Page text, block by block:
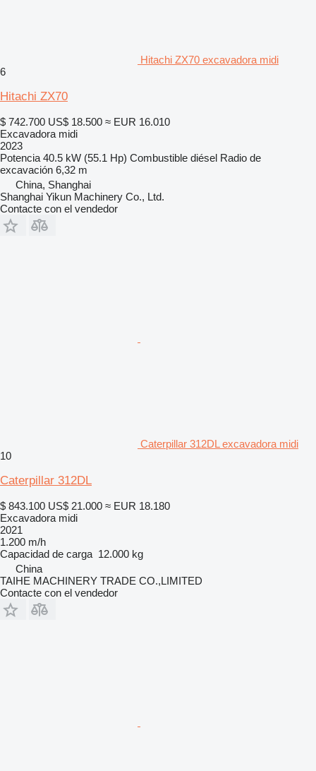
Hitachi ZX70 excavadora midi
6
Hitachi ZX70
$ 742.700 US$ 18.500 ≈ EUR 16.010
Excavadora midi
2023
Potencia 40.5 kW (55.1 Hp) Combustible diésel Radio de
excavación 6,32 m
China, Shanghai
Shanghai Yikun Machinery Co., Ltd.
Contacte con el vendedor
Caterpillar 312DL excavadora midi
10
Caterpillar 312DL
$ 843.100 US$ 21.000 ≈ EUR 18.180
Excavadora midi
2021
1.200 m/h
Capacidad de carga 12.000 kg
China
TAIHE MACHINERY TRADE CO.,LIMITED
Contacte con el vendedor